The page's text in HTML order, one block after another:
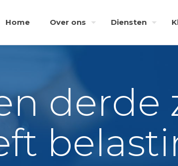
Home Over ons Diensten
derde